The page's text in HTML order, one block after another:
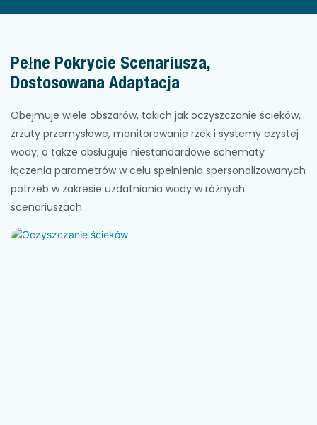
Pełne Pokrycie Scenariusza,
Dostosowana Adaptacja
Obejmuje wiele obszarów, takich jak oczyszczanie ścieków,
zrzuty przemysłowe, monitorowanie rzek i systemy czystej
wody, a także obsługuje niestandardowe schematy
łączenia parametrów w celu spełnienia spersonalizowanych
potrzeb w zakresie uzdatniania wody w różnych
scenariuszach.